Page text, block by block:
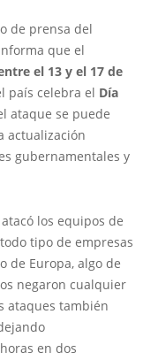
de prensa del
que el
el 13 y el 17 de
país celebra el Día
ataque se puede
actualización
gubernamentales y
atacó los equipos de
tipo de empresas
de Europa, algo de
negaron cualquier
ataques también
en dos